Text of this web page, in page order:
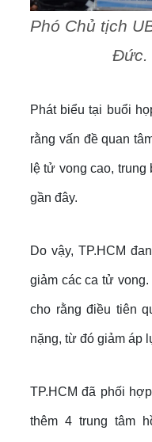
Phó Chủ tịch
Đức.
Phát biểu tại buổi
rằng vấn đề quan
lệ tử vong cao,
gần đây.
Do vậy, TP.HCM
giảm các ca tử
cho rằng điều tiên
nặng, từ đó giảm áp
TP.HCM đã phối
thêm 4 trung tâm